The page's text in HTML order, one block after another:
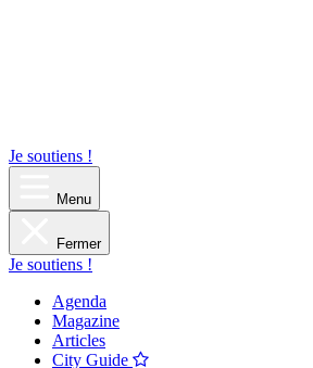
Je soutiens !
Menu
Fermer
Je soutiens !
Agenda
Magazine
Articles
City Guide